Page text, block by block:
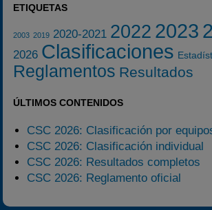
ETIQUETAS
2003 2019 2020-2021 2022 2023
2026 Clasificaciones
Reglamentos Resultados
ÚLTIMOS CONTENIDOS
CSC 2026: Clasificación por
CSC 2026: Clasificación individual
CSC 2026: Resultados completos
CSC 2026: Reglamento oficial